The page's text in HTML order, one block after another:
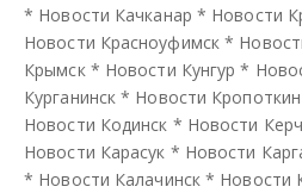
* Новости Качканар * Новости
Новости Красноуфимск *
Крымск * Новости Кунгур *
Курганинск * Новости Кропоткин
Новости Кодинск * Новости
Новости Карасук * Новости
* Новости Калачинск * Новости